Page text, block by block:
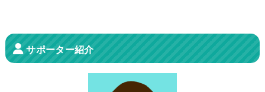
サポーター紹介